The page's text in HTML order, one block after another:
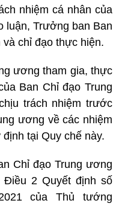
nhiệm cá nhân của
luận, Trưởng ban Ban
chỉ đạo thực hiện.
ương tham gia, thực
Ban Chỉ đạo Trung
trách nhiệm trước
ương về các nhiệm
tại Quy chế này.
Chỉ đạo Trung ương
2 Quyết định số
của Thủ tướng